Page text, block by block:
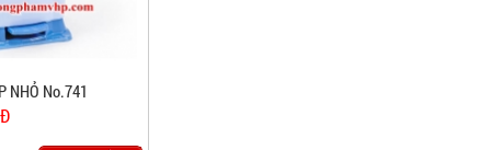
NHỎ No.741